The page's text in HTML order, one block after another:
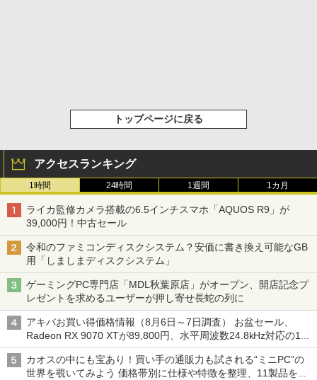
トップページに戻る
アクセスランキング
1時間 24時間 1週間 1カ月
ライカ監修カメラ搭載の6.5インチスマホ「AQUOS R9」が
39,000円！中古セール
令和のファミコンディスクシステム？安価に書き換え可能なGB
用「しましまディスクシステム」
ゲーミングPC専門店「MDL秋葉原店」がオープン、開店記念プ
レゼントを求めるユーザーが押し寄せ長蛇の列に
アキバお買い得価格情報（8月6日～7日調査） お盆セール、
Radeon RX 9070 XTが89,800円、水平周波数24.8kHz対応の17
型モニターが9,801円、暑さ指数連動セール ほか
カオスの中にも宝あり！買い手の通販力も試される“ミニPC”の
世界を覗いてみよう 価格帯別に仕様や特徴を整理、11製品をピ